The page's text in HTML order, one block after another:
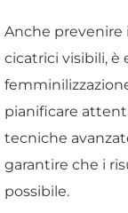
Anche prevenire
cicatrici visibili,
pianificare
tecniche
garantire che i
possibile.